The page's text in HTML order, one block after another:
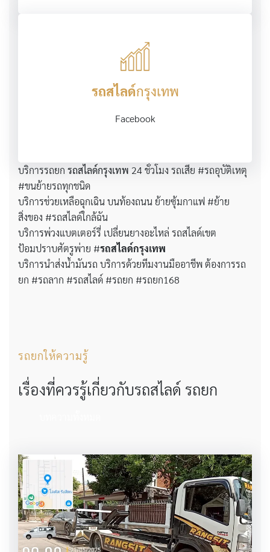
รถสไลด์กรุงเทพ
Facebook
บริการรถยก รถสไลด์กรุงเทพ 24 ชั่วโมง รถเสีย #รถอุบัติเหตุ
#ขนย้ายรถทุกชนิด
บริการช่วยเหลือฉุกเฉิน บนท้องถนน ย้ายซุ้มกาแฟ #ย้าย
สิ่งของ #รถสไลด์ใกล้ฉัน
บริการพ่วงแบตเตอร์รี่ เปลี่ยนยางอะไหล่ รถสไลด์เขต
ป้อมปราบศัตรูพ่าย #รถสไลด์กรุงเทพ
บริการนำส่งน้ำมันรถ บริการด้วยทีมงานมืออาชีพ ต้องการรถ
ยก #รถลาก #รถสไลด์ #รถยก #รถยก168
รถยกให้ความรู้
เรื่องที่ควรรู้เกี่ยวกับรถสไลด์ รถยก